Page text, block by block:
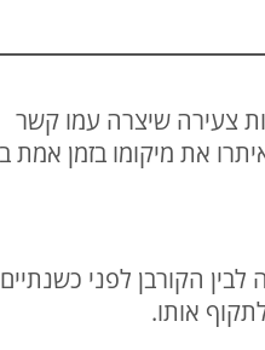
צעירה שיצרה עמו קשר
את מיקומו בזמן אמת
הקורבן לפני
אותו.